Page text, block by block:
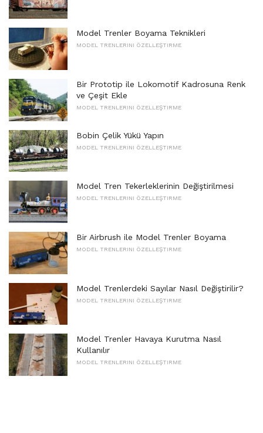
Model Trenler Boyama Teknikleri
MODEL TRENLERINI ÖZELLEŞTIRME
Bir Prototip ile Lokomotif Kadrosuna Renk
ve Çeşit Ekle
MODEL TRENLERINI ÖZELLEŞTIRME
Bobin Çelik Yükü Yapın
MODEL TRENLERINI ÖZELLEŞTIRME
Model Tren Tekerleklerinin Değiştirilmesi
MODEL TRENLERINI ÖZELLEŞTIRME
Bir Airbrush ile Model Trenler Boyama
MODEL TRENLERINI ÖZELLEŞTIRME
Model Trenlerdeki Sayılar Nasıl Değiştirilir?
MODEL TRENLERINI ÖZELLEŞTIRME
Model Trenler Havaya Kurutma Nasıl
Kullanılır
MODEL TRENLERINI ÖZELLEŞTIRME